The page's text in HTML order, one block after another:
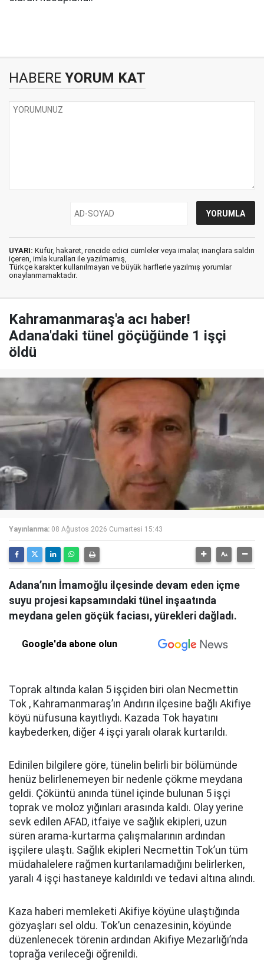
HABERE YORUM KAT
UYARI: Küfür, hakaret, rencide edici cümleler veya imalar, inançlara saldırı
içeren, imla kuralları ile yazılmamış,
Türkçe karakter kullanılmayan ve büyük harflerle yazılmış yorumlar
onaylanmamaktadır.
Kahramanmaraş'a acı haber!
Adana'daki tünel göçüğünde 1 işçi
öldü
Yayınlanma: 08 Ağustos 2026 Cumartesi 15:43
Adana’nın İmamoğlu ilçesinde devam eden içme
suyu projesi kapsamındaki tünel inşaatında
meydana gelen göçük faciası, yürekleri dağladı.
Google'da abone olun
Toprak altında kalan 5 işçiden biri olan Necmettin
Tok , Kahramanmaraş’ın Andırın ilçesine bağlı Akifiye
köyü nüfusuna kayıtlıydı. Kazada Tok hayatını
kaybederken, diğer 4 işçi yaralı olarak kurtarıldı.
Edinilen bilgilere göre, tünelin belirli bir bölümünde
henüz belirlenemeyen bir nedenle çökme meydana
geldi. Çöküntü anında tünel içinde bulunan 5 işçi
toprak ve moloz yığınları arasında kaldı. Olay yerine
sevk edilen AFAD, itfaiye ve sağlık ekipleri, uzun
süren arama-kurtarma çalışmalarının ardından
işçilere ulaştı. Sağlık ekipleri Necmettin Tok’un tüm
müdahalelere rağmen kurtarılamadığını belirlerken,
yaralı 4 işçi hastaneye kaldırıldı ve tedavi altına alındı.
Kaza haberi memleketi Akifiye köyüne ulaştığında
gözyaşları sel oldu. Tok’un cenazesinin, köyünde
düzenlenecek törenin ardından Akifiye Mezarlığı’nda
toprağa verileceği öğrenildi.